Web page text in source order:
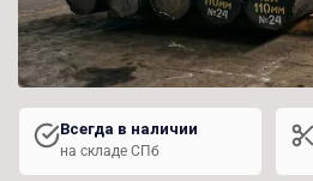
Всегда в наличии
на складе СПб